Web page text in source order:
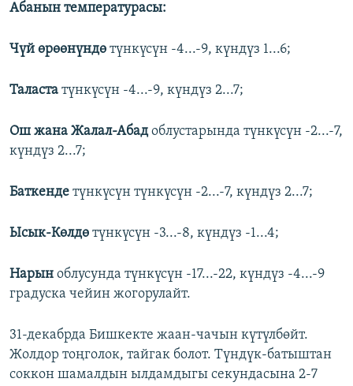
Абанын температурасы:
Чүй өрөөнүндө түнкүсүн -4...-9, күндүз 1...6;
Таласта түнкүсүн -4...-9, күндүз 2...7;
Ош жана Жалал-Абадоблустарында түнкүсүн -2...-7,
күндүз 2...7;
Баткенде түнкүсүн түнкүсүн -2...-7, күндүз 2...7;
Ысык-Көлдө түнкүсүн -3...-8, күндүз -1...4;
Нарын облусунда түнкүсүн -17...-22, күндүз -4...-9
градуска чейин жогорулайт.
31-декабрда Бишкекте жаан-чачын күтүлбөйт.
Жолдор тоңголок, тайгак болот. Түндүк-батыштан
соккон шамалдын ылдамдыгы секундасына 2-7